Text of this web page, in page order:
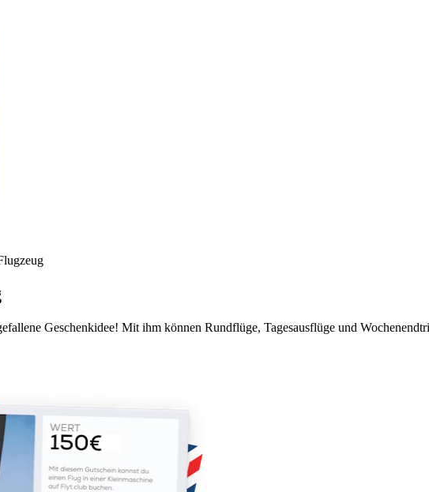
Geschenkidee! Mit ihm können Rundflüge, Tagesausflüge und